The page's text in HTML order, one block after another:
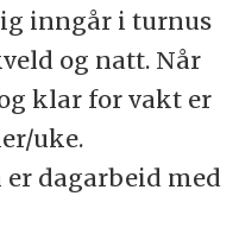
inngår i turnus
og natt. Når
klar for vakt er
uke.
dagarbeid med